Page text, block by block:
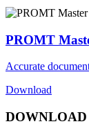
PROMT
Accurate
Download
DOWNLOAD